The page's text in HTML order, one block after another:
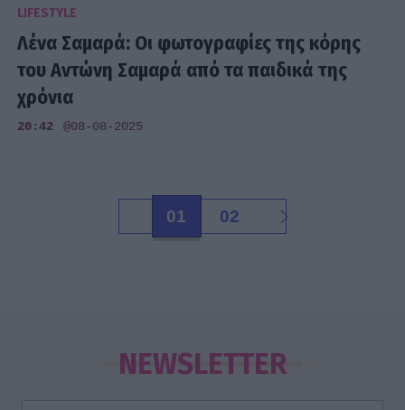
LIFESTYLE
Λένα Σαμαρά: Οι φωτογραφίες της κόρης
του Αντώνη Σαμαρά από τα παιδικά της
χρόνια
20:42 @08-08-2025
01 02
NEWSLETTER